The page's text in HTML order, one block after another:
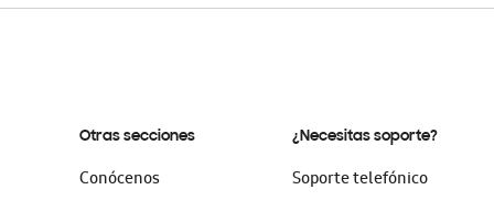
Otras secciones
Conócenos
¿Necesitas soporte?
Soporte telefónico